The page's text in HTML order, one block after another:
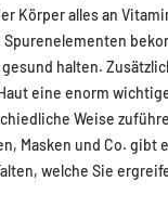
Körper alles an
halten.
eine enorm
Weise
Masken und Co. gibt
welche Sie